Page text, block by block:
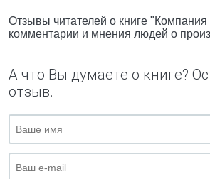
Отзывы читателей о книге "Компания
комментарии и мнения людей о
А что Вы думаете о книге?
отзыв.